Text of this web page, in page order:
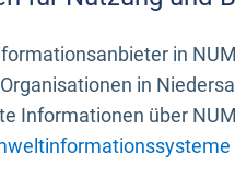
in
in
Informationen über